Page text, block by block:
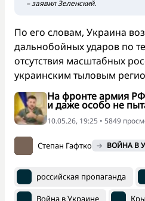
– заявил Зеленский.
По его словам, Украина
дальнобойных ударов по
отсутствия масштабных
украинским тыловым
На фронте армия
и даже особо не
10.05.26, 19:25 • 5849
Степан Гафтко ВОЙНА В
российская пропаганда
Война в Украине